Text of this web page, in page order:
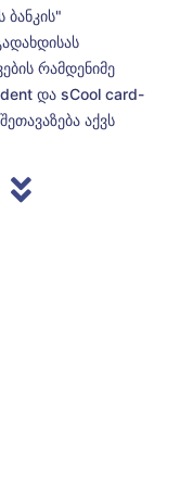
რამდენიმე
და sCool card-
აქვს